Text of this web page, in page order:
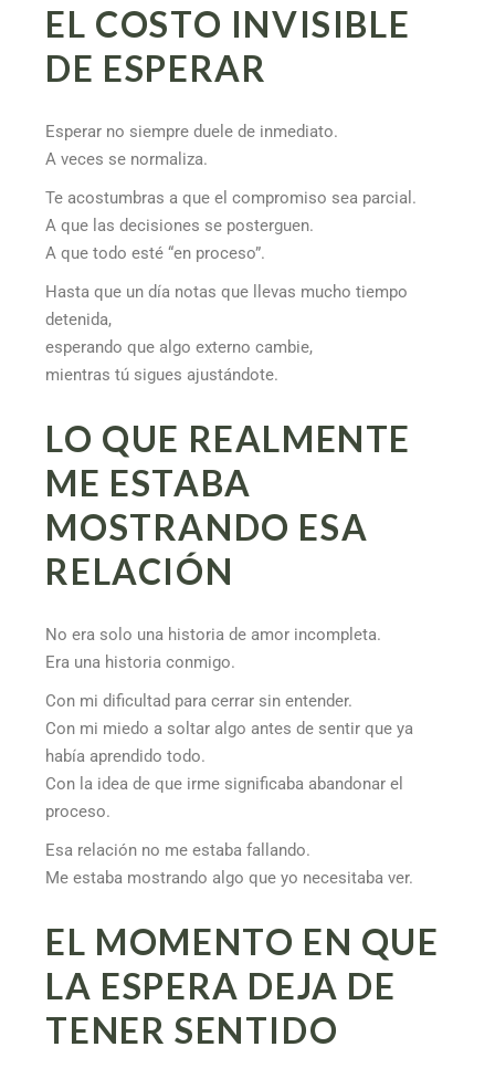
EL COSTO INVISIBLE
DE ESPERAR
Esperar no siempre duele de inmediato.
A veces se normaliza.
Te acostumbras a que el compromiso sea parcial.
A que las decisiones se posterguen.
A que todo esté “en proceso”.
Hasta que un día notas que llevas mucho tiempo
detenida,
esperando que algo externo cambie,
mientras tú sigues ajustándote.
LO QUE REALMENTE
ME ESTABA
MOSTRANDO ESA
RELACIÓN
No era solo una historia de amor incompleta.
Era una historia conmigo.
Con mi dificultad para cerrar sin entender.
Con mi miedo a soltar algo antes de sentir que ya
había aprendido todo.
Con la idea de que irme significaba abandonar el
proceso.
Esa relación no me estaba fallando.
Me estaba mostrando algo que yo necesitaba ver.
EL MOMENTO EN QUE
LA ESPERA DEJA DE
TENER SENTIDO